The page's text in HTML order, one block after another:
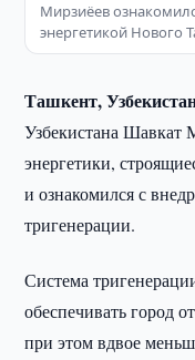
Мирзиёев
энергетикой Нового
Ташкент,
Узбекистана Шавкат
энергетики,
и ознакомился с
тригенерации.
Система
обеспечивать город
при этом вдвое